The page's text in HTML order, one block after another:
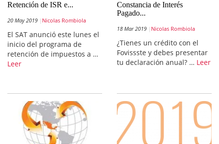
Retención de ISR e...
20 May 2019 Nicolas Rombiola
El SAT anunció este lunes el
inicio del programa de
retención de impuestos a …
Leer
Constancia de Interés
Pagado...
18 Mar 2019 Nicolas Rombiola
¿Tienes un crédito con el
Fovissste y debes presentar
tu declaración anual? … Leer